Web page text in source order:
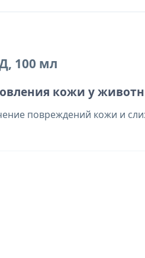
100 мл
кожи у
повреждений кожи и